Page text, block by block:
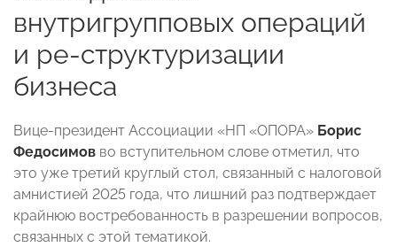
внутригрупповых операций
и ре-структуризации
бизнеса
Вице-президент Ассоциации «НП «ОПОРА» Борис
Федосимов во вступительном слове отметил, что
это уже третий круглый стол, связанный с налоговой
амнистией 2025 года, что лишний раз подтверждает
крайнюю востребованность в разрешении вопросов,
связанных с этой тематикой.